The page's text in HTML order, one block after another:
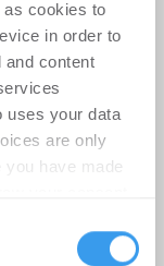
cookies to
in order to
and content
uses your data
are only
you have made